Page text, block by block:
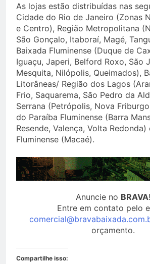
As lojas estão distribuídas nas
Cidade do Rio de Janeiro (Zonas
e Centro), Região Metropolitana
São Gonçalo, Itaboraí, Magé,
Baixada Fluminense (Duque de
Iguaçu, Japeri, Belford Roxo, São
Mesquita, Nilópolis, Queimados),
Litorâneas/ Região dos Lagos
Frio, Saquarema, São Pedro da
Serrana (Petrópolis, Nova
do Paraíba Fluminense (Barra
Resende, Valença, Volta
Fluminense (Macaé).
Anuncie no BRAVA!
Entre em contato pelo
orçamento.
Compartilhe isso: